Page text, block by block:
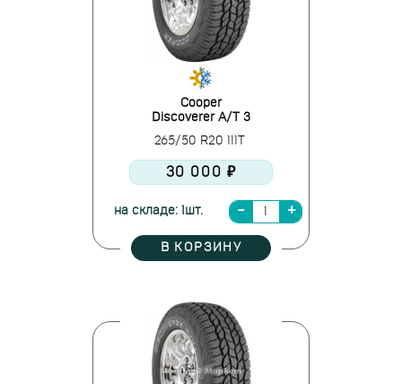
Cooper
Discoverer A/T 3
265/50 R20 111T
30 000 ₽
на складе: 1шт.
В КОРЗИНУ